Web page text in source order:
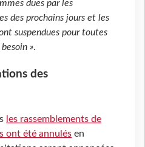
dues par les
des prochains jours et les
suspendues pour toutes
».
des
les rassemblements de
ont été annulés en